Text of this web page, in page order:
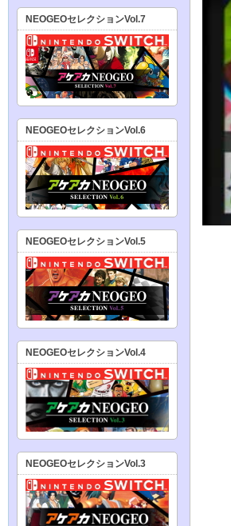
NEOGEOセレクションVol.7
NEOGEOセレクションVol.6
NEOGEOセレクションVol.5
NEOGEOセレクションVol.4
NEOGEOセレクションVol.3